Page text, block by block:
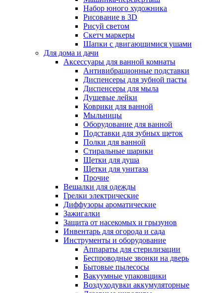
Набор юного художника
Рисование в 3D
Рисуй светом
Скетч маркеры
Шапки с двигающимися ушами
Для дома и дачи
Аксессуары для ванной комнаты
Антивибрационные подставки
Диспенсеры для зубной пасты
Диспенсеры для мыла
Душевые лейки
Коврики для ванной
Мыльницы
Оборудование для ванной
Подставки для зубных щеток
Полки для ванной
Стиральные шарики
Щетки для душа
Щетки для унитаза
Прочие
Вешалки для одежды
Грелки электрические
Диффузоры ароматические
Зажигалки
Защита от насекомых и грызунов
Инвентарь для огорода и сада
Инструменты и оборудование
Аппараты для стерилизации
Беспроводные звонки на дверь
Бытовые пылесосы
Вакуумные упаковщики
Воздуходувки аккумуляторные